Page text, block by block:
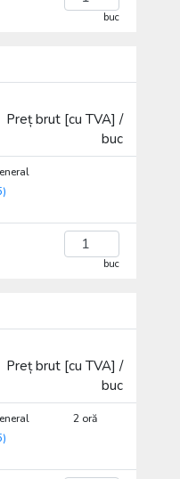
buc
Preț brut [cu TVA] /
buc
buc
Preț brut [cu TVA] /
buc
2 oră